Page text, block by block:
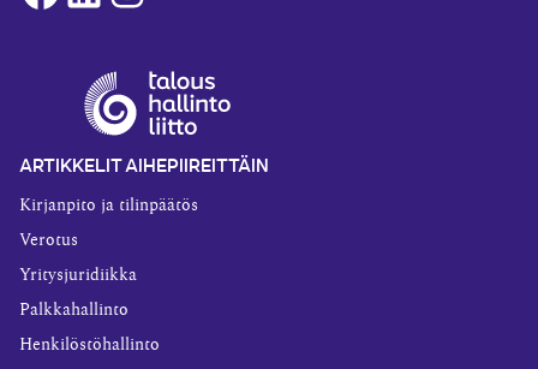
ARTIKKELIT AIHEPIIREITTÄIN
Kirjanpito ja tilinpäätös
Verotus
Yritysjuridiikka
Palkkahallinto
Henkilöstöhallinto